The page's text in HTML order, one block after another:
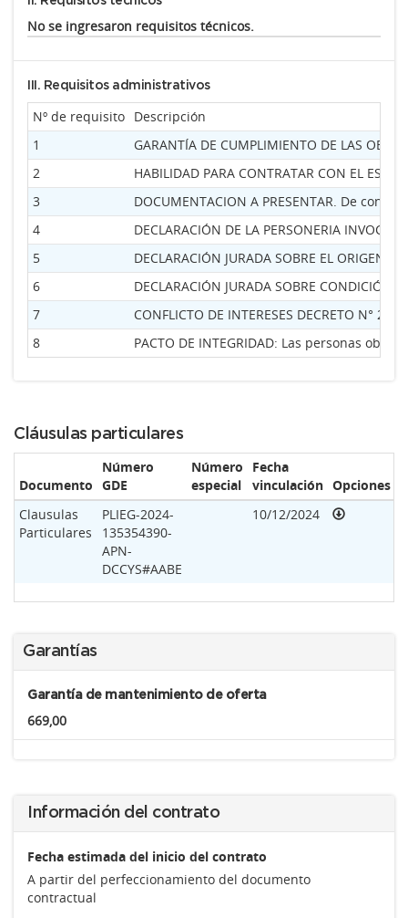
No se ingresaron requisitos técnicos.
III. Requisitos administrativos
Nº de requisito Descripción
1
GARANTÍA DE CUMPLIMIENTO DE LAS
2
HABILIDAD PARA CONTRATAR CON EL
3
DOCUMENTACION A PRESENTAR. De
4
DECLARACIÓN DE LA PERSONERIA
5
DECLARACIÓN JURADA SOBRE EL
6
DECLARACIÓN JURADA SOBRE
7
CONFLICTO DE INTERESES DECRETO
8
PACTO DE INTEGRIDAD: Las personas
Cláusulas particulares
Documento
Número
GDE
Número
especial
Fecha
vinculación Opciones
Clausulas
Particulares
PLIEG-2024-
135354390-
APN-
DCCYS#AABE
10/12/2024
Garantías
Garantía de mantenimiento de oferta
669,00
Información del contrato
Fecha estimada del inicio del contrato
A partir del perfeccionamiento del documento
contractual